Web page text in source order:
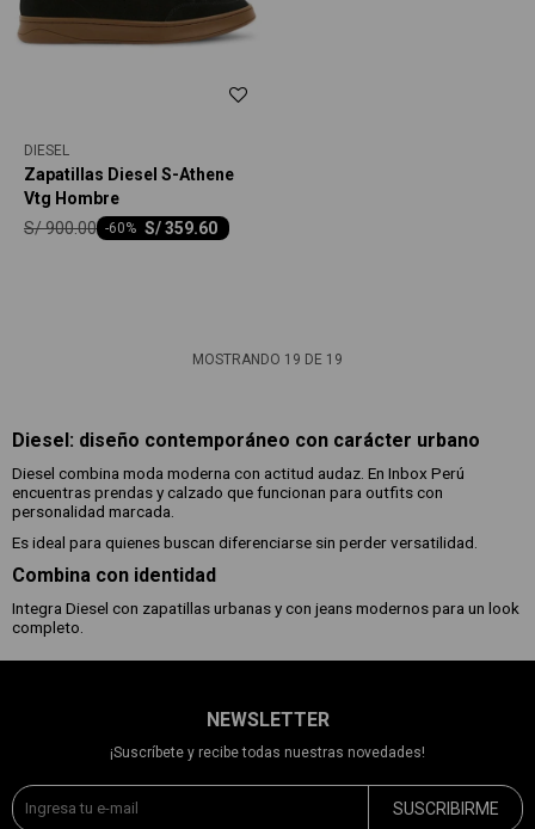
DIESEL
Zapatillas Diesel S-Athene
Vtg Hombre
S/359.60
-60
S/900.00
MOSTRANDO 19 DE 19
Diesel: diseño contemporáneo con carácter urbano
Diesel combina moda moderna con actitud audaz. En Inbox Perú
encuentras prendas y calzado que funcionan para outfits con
personalidad marcada.
Es ideal para quienes buscan diferenciarse sin perder versatilidad.
Combina con identidad
Integra Diesel con zapatillas urbanas y con jeans modernos para un look
completo.
NEWSLETTER
¡Suscríbete y recibe todas nuestras novedades!
SUSCRIBIRME